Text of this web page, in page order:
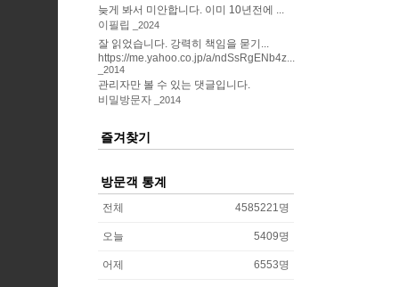
늦게 봐서 미안합니다. 이미 10년전에 ...
이필립
2024
잘 읽었습니다. 강력히 책임을 묻기...
https://me.yahoo.co.jp/a/ndSsRgENb4z...
2014
관리자만 볼 수 있는 댓글입니다.
비밀방문자
2014
즐겨찾기
방문객 통계
전체 4585221 명
오늘 5409명
어제 6553명